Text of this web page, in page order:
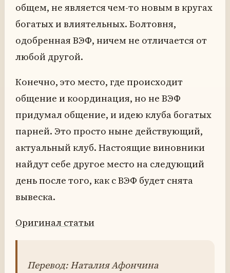
общем, не является чем-то новым в кругах
богатых и влиятельных. Болтовня,
одобренная ВЭФ, ничем не отличается от
любой другой.
Конечно, это место, где происходит
общение и координация, но не ВЭФ
придумал общение, и идею клуба богатых
парней. Это просто ныне действующий,
актуальный клуб. Настоящие виновники
найдут себе другое место на следующий
день после того, как с ВЭФ будет снята
вывеска.
Оригинал статьи
Перевод: Наталия Афончина